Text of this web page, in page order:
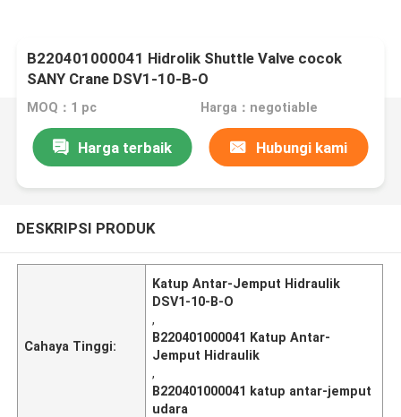
B220401000041 Hidrolik Shuttle Valve cocok
SANY Crane DSV1-10-B-O
MOQ：1 pc Harga：negotiable
Harga terbaik Hubungi kami
DESKRIPSI PRODUK
Cahaya Tinggi:
Katup Antar-Jemput Hidraulik
DSV1-10-B-O
,
B220401000041 Katup Antar-
Jemput Hidraulik
,
B220401000041 katup antar-jemput
udara